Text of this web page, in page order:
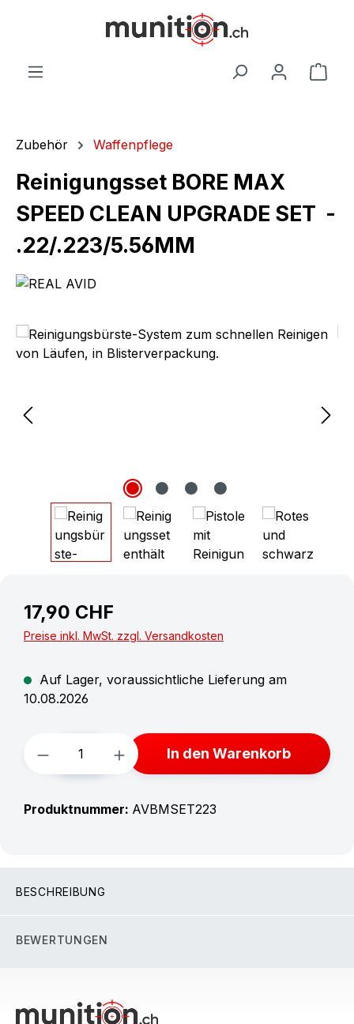
Zubehör Waffenpflege
Reinigungsset BORE MAX
SPEED CLEAN UPGRADE SET -
.22/.223/5.56MM
Bildergalerie überspringen
17,90 CHF
Preise inkl. MwSt. zzgl. Versandkosten
Auf Lager, voraussichtliche Lieferung am
10.08.2026
Produkt Anzahl: Gib den
In den Warenkorb
Produktnummer: AVBMSET223
BESCHREIBUNG
BEWERTUNGEN